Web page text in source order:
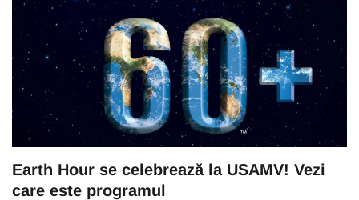
Earth Hour se celebrează la USAMV! Vezi
care este programul